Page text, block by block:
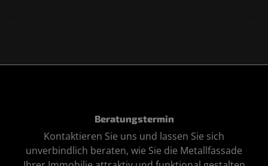
Beratungstermin
Kontaktieren Sie uns und lassen Sie sich
unverbindlich beraten, wie Sie die Metallfassade